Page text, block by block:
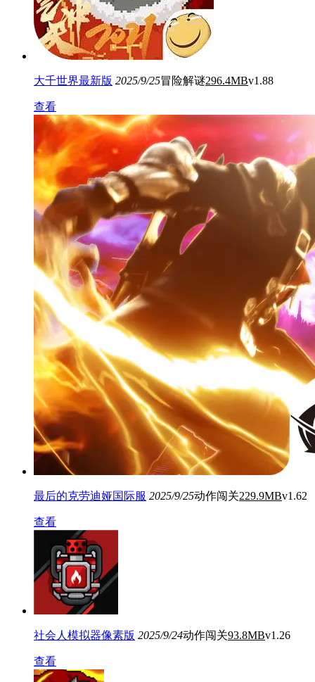
大千世界最新版 2025/9/25冒险解谜296.4MBv1.88
查看
最后的克劳迪娅国际服 2025/9/25动作闯关229.9MBv1.62
查看
社会人模拟器像素版 2025/9/24动作闯关93.8MBv1.26
查看